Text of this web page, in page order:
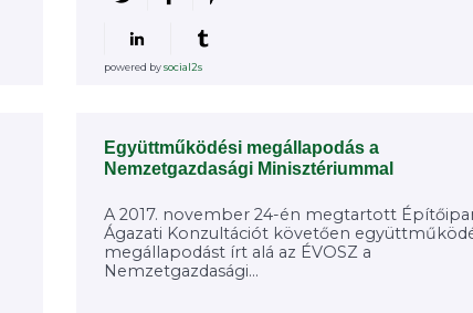
powered bysocial2s
Együttműködési megállapodás a
Nemzetgazdasági Minisztériummal
A 2017. november 24-én megtartott
Ágazati Konzultációt követően
megállapodást írt alá az ÉVOSZ a
Nemzetgazdasági...